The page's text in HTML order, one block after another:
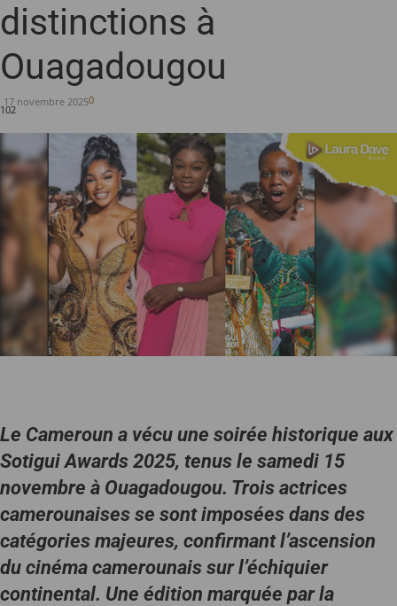
distinctions à
Ouagadougou
17 novembre 20250
102
Le Cameroun a vécu une soirée historique aux
Sotigui Awards 2025, tenus le samedi 15
novembre à Ouagadougou. Trois actrices
camerounaises se sont imposées dans des
catégories majeures, confirmant l’ascension
du cinéma camerounais sur l’échiquier
continental. Une édition marquée par la